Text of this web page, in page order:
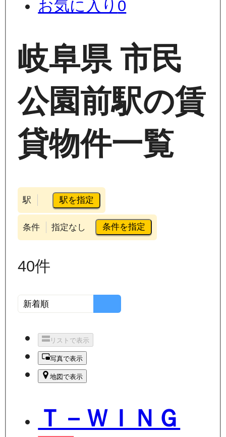
お気に入り 0
岐阜県 市民
公園前駅の賃
貸物件一覧
駅 駅を指定
条件 指定なし 条件を指定
40件
リストで表示
写真で表示
地図で表示
Ｔ－ＷＩＮＧ